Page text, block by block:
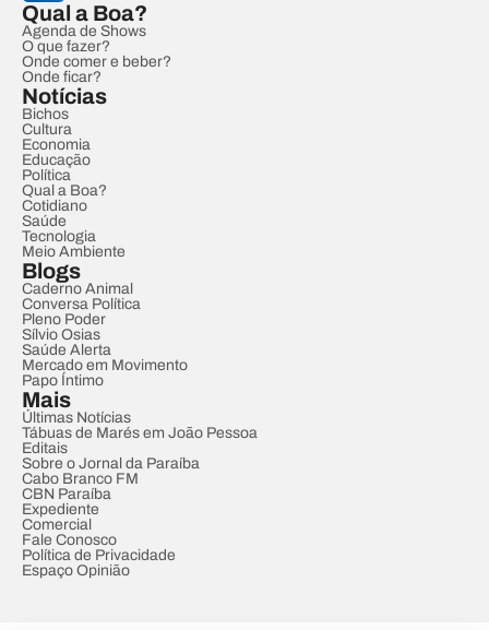
Qual a Boa?
Agenda de Shows
O que fazer?
Onde comer e beber?
Onde ficar?
Notícias
Bichos
Cultura
Economia
Educação
Política
Qual a Boa?
Cotidiano
Saúde
Tecnologia
Meio Ambiente
Blogs
Caderno Animal
Conversa Política
Pleno Poder
Sílvio Osias
Saúde Alerta
Mercado em Movimento
Papo Íntimo
Mais
Últimas Notícias
Tábuas de Marés em João Pessoa
Editais
Sobre o Jornal da Paraíba
Cabo Branco FM
CBN Paraíba
Expediente
Comercial
Fale Conosco
Política de Privacidade
Espaço Opinião